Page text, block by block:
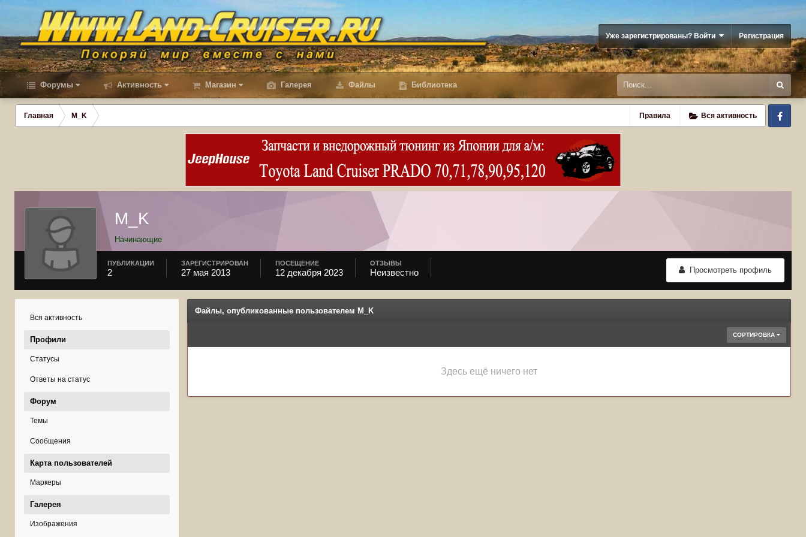
Уже зарегистрированы? Войти Регистрация
Форумы Активность Магазин Галерея Файлы Библиотека
Правила Вся активность
Главная M_K
M_K
Начинающие
Просмотреть профиль
ПУБЛИКАЦИИ
2
ЗАРЕГИСТРИРОВАН
27 мая 2013
ПОСЕЩЕНИЕ
12 декабря 2023
ОТЗЫВЫ
Неизвестно
Вся активность
Профили
Статусы
Ответы на статус
Форум
Темы
Сообщения
Карта пользователей
Маркеры
Галерея
Изображения
Файлы, опубликованные пользователем M_K
СОРТИРОВКА
Здесь ещё ничего нет